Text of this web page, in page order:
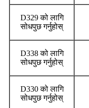
D329 को लागि
सोधपुछ गर्नुहोस्
D338 को लागि
सोधपुछ गर्नुहोस्
D330 को लागि
सोधपुछ गर्नुहोस्